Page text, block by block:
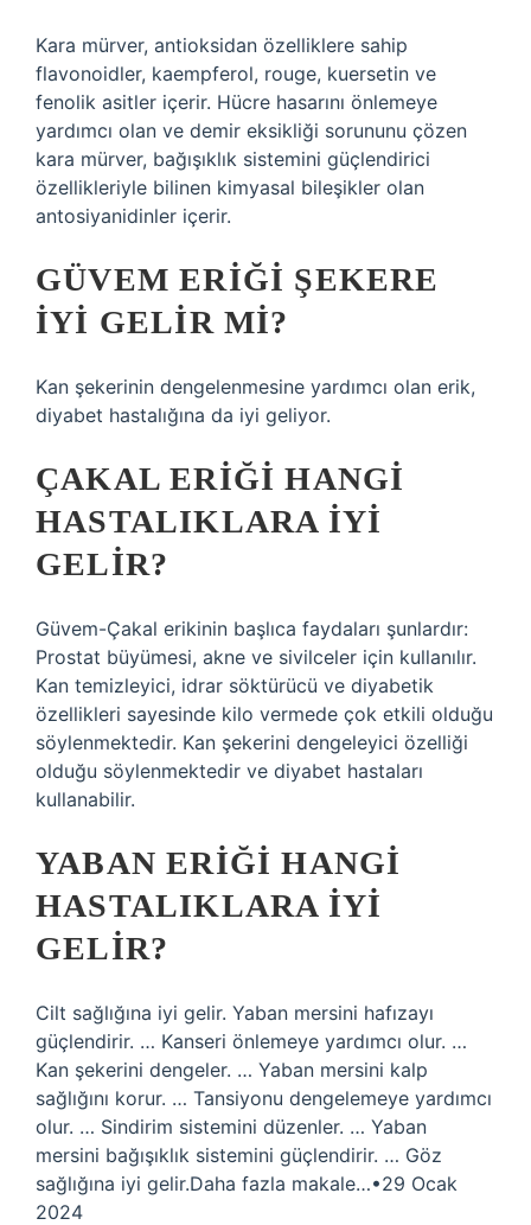
Kara mürver, antioksidan özelliklere sahip
flavonoidler, kaempferol, rouge, kuersetin ve
fenolik asitler içerir. Hücre hasarını önlemeye
yardımcı olan ve demir eksikliği sorununu çözen
kara mürver, bağışıklık sistemini güçlendirici
özellikleriyle bilinen kimyasal bileşikler olan
antosiyanidinler içerir.
GÜVEM ERIĞI ŞEKERE
IYI GELIR MI?
Kan şekerinin dengelenmesine yardımcı olan erik,
diyabet hastalığına da iyi geliyor.
ÇAKAL ERIĞI HANGI
HASTALIKLARA IYI
GELIR?
Güvem-Çakal erikinin başlıca faydaları şunlardır:
Prostat büyümesi, akne ve sivilceler için kullanılır.
Kan temizleyici, idrar söktürücü ve diyabetik
özellikleri sayesinde kilo vermede çok etkili olduğu
söylenmektedir. Kan şekerini dengeleyici özelliği
olduğu söylenmektedir ve diyabet hastaları
kullanabilir.
YABAN ERIĞI HANGI
HASTALIKLARA IYI
GELIR?
Cilt sağlığına iyi gelir. Yaban mersini hafızayı
güçlendirir. … Kanseri önlemeye yardımcı olur. …
Kan şekerini dengeler. … Yaban mersini kalp
sağlığını korur. … Tansiyonu dengelemeye yardımcı
olur. … Sindirim sistemini düzenler. … Yaban
mersini bağışıklık sistemini güçlendirir. … Göz
sağlığına iyi gelir.Daha fazla makale…•29 Ocak
2024